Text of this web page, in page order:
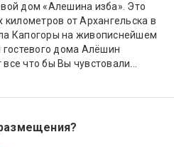
дом «Алешина изба». Это
километров от Архангельска в
Капогоры на живописнейшем
гостевого дома Алёшин
что бы Вы чувстовали...